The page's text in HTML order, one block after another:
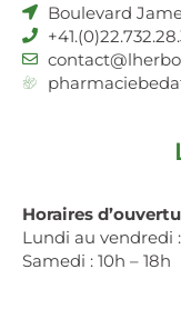
Boulevard
Horaires
Lundi au vendredi
Samedi : 10h – 18h